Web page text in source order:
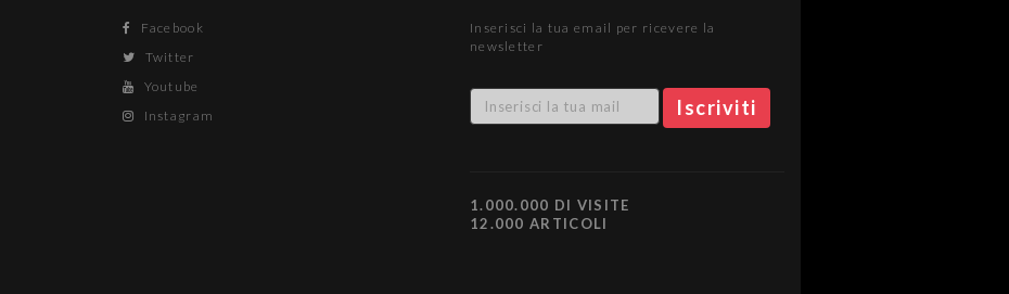
Facebook
Twitter
Youtube
Instagram
Inserisci la tua email per ricevere la
newsletter
1.000.000 DI VISITE
12.000 ARTICOLI